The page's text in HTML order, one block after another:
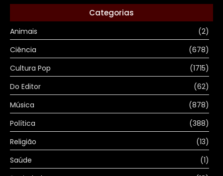
Categorias
Animais
(2)
Ciência
(678)
Cultura Pop
(1715)
Do Editor
(62)
Música
(878)
Política
(388)
Religião
(13)
Saúde
(1)